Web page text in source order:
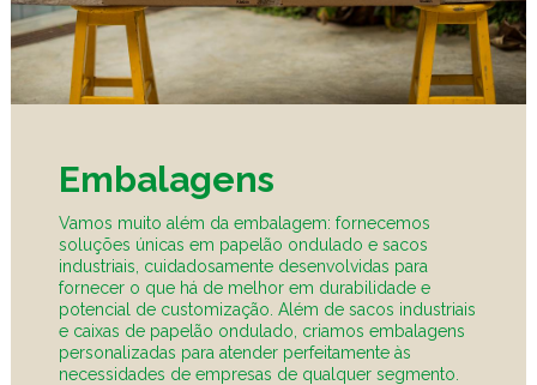
Embalagens
Vamos muito além da embalagem: fornecemos
soluções únicas em papelão ondulado e sacos
industriais, cuidadosamente desenvolvidas para
fornecer o que há de melhor em durabilidade e
potencial de customização. Além de sacos industriais
e caixas de papelão ondulado, criamos embalagens
personalizadas para atender perfeitamente às
necessidades de empresas de qualquer segmento.